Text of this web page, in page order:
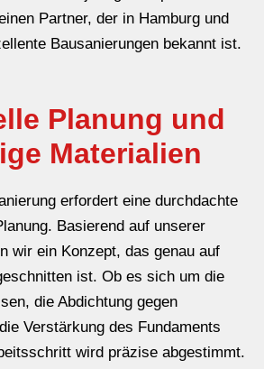
Partner, der in Hamburg und
Bausanierungen bekannt ist.
Planung und
Materialien
erfordert eine durchdachte
Basierend auf unserer
wir ein Konzept, das genau auf
ist. Ob es sich um die
die Abdichtung gegen
Verstärkung des Fundaments
wird präzise abgestimmt.